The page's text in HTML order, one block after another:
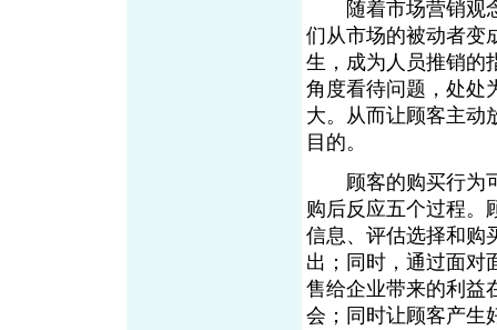
随着市场营销观念
们从市场的被动者变
生，成为人员推销的
角度看待问题，处处
大。从而让顾客主动
目的。
顾客的购买行为可
购后反应五个过程。
信息、评估选择和购
出；同时，通过面对
售给企业带来的利益
会；同时让顾客产生